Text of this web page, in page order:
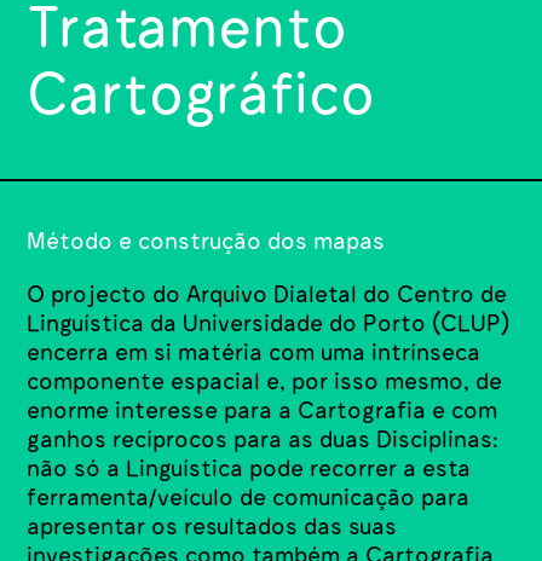
Tratamento
Cartográfico
Método e construção dos mapas
O projecto do Arquivo Dialetal do Centro de
Linguística da Universidade do Porto (CLUP)
encerra em si matéria com uma intrínseca
componente espacial e, por isso mesmo, de
enorme interesse para a Cartografia e com
ganhos recíprocos para as duas Disciplinas:
não só a Linguística pode recorrer a esta
ferramenta/veículo de comunicação para
apresentar os resultados das suas